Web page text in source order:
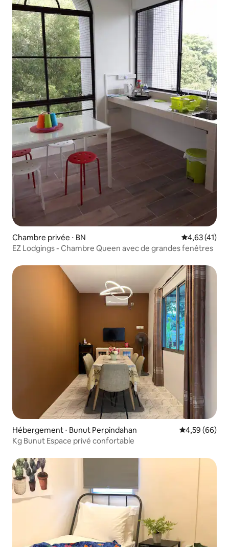
Chambre privée ⋅ BN Évaluation
4,63 (41)
EZ Lodgings - Chambre Queen avec de grandes fenêtres
Hébergement ⋅ Bunut Perpindahan Évaluation
4,59 (66)
Kg Bunut Espace privé confortable